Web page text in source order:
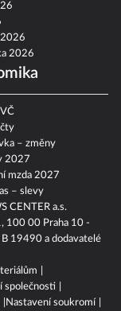
2026
– změny
2027
mzda 2027
– slevy
CENTER a.s.
100 00 Praha 10 -
19490 a dodavatelé
společnosti
Nastavení soukromí